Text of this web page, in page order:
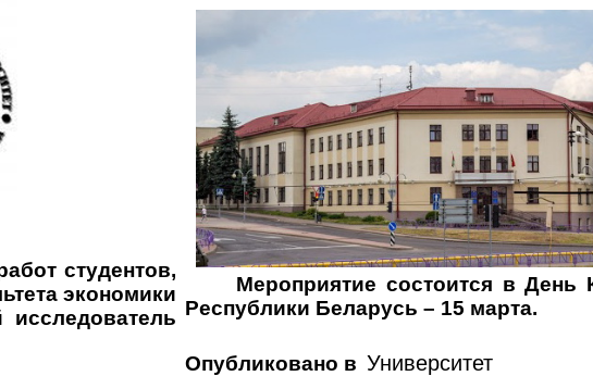
студентов,
экономики
Мероприятие состоится в День
Республики Беларусь – 15 марта.
Опубликовано в Университет